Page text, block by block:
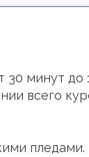
минут до
всего